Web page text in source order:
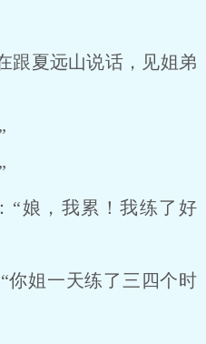
夏远山说话，见姐弟
，我累！我练了好
姐一天练了三四个时